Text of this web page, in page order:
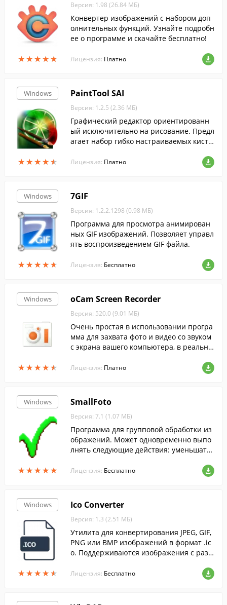
★★★★★
★★★★★
Версия: 1.98 (26.84 МБ)
Конвертер изображений с набором доп
олнительных функций. Узнайте подробн
ее о программе и скачайте бесплатно!
Лицензия: Платно
Windows
★★★★★
★★★★★
PaintTool SAI
Версия: 1.2.5 (2.36 МБ)
Графический редактор ориентированн
ый исключительно на рисование. Предл
агает набор гибко настраиваемых кисте
сок, поддерживает слои и многое друго
Лицензия: Платно
Windows
★★★★★
★★★★★
7GIF
Версия: 1.2.2.1298 (0.98 МБ)
Программа для просмотра анимирован
ных GIF изображений. Позволяет управл
ять воспроизведением GIF файла.
Лицензия: Бесплатно
Windows
★★★★★
★★★★★
oCam Screen Recorder
Версия: 520.0 (9.01 МБ)
Очень простая в использовании програ
мма для захвата фото и видео со звуком
с экрана вашего компьютера, в реально
аписи высококачественных видео ролик
Лицензия: Платно
Windows
★★★★★
★★★★★
SmallFoto
Версия: 7.1 (1.07 МБ)
Программа для групповой обработки из
ображений. Может одновременно выпо
лнять следующие действия: уменьшать
овать изображения из одного формата в
Лицензия: Бесплатно
Windows
★★★★★
★★★★★
Ico Converter
Версия: 1.3 (2.51 МБ)
Утилита для конвертирования JPEG, GIF,
PNG или BMP изображений в формат .ic
o. Поддерживаются изображения с разр
Лицензия: Бесплатно